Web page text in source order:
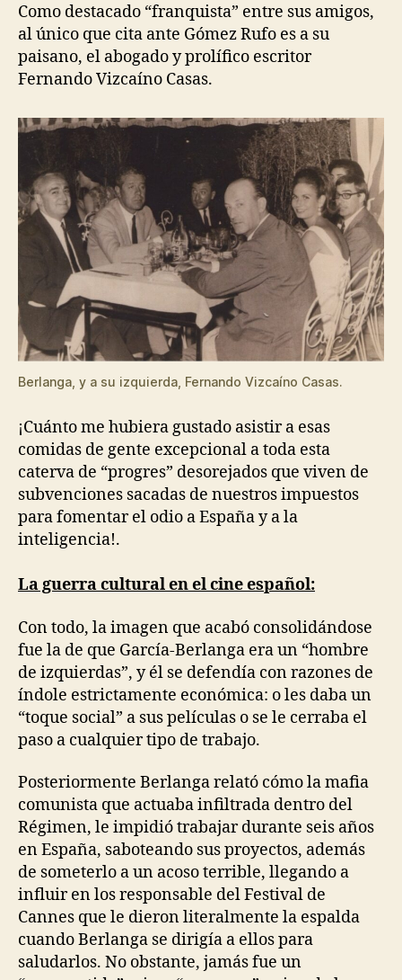
Como destacado “franquista” entre sus amigos,
al único que cita ante Gómez Rufo es a su
paisano, el abogado y prolífico escritor
Fernando Vizcaíno Casas.
Berlanga, y a su izquierda, Fernando Vizcaíno Casas.
¡Cuánto me hubiera gustado asistir a esas
comidas de gente excepcional a toda esta
caterva de “progres” desorejados que viven de
subvenciones sacadas de nuestros impuestos
para fomentar el odio a España y a la
inteligencia!.
La guerra cultural en el cine español:
Con todo, la imagen que acabó consolidándose
fue la de que García-Berlanga era un “hombre
de izquierdas”, y él se defendía con razones de
índole estrictamente económica: o les daba un
“toque social” a sus películas o se le cerraba el
paso a cualquier tipo de trabajo.
Posteriormente Berlanga relató cómo la mafia
comunista que actuaba infiltrada dentro del
Régimen, le impidió trabajar durante seis años
en España, saboteando sus proyectos, además
de someterlo a un acoso terrible, llegando a
influir en los responsable del Festival de
Cannes que le dieron literalmente la espalda
cuando Berlanga se dirigía a ellos para
saludarlos. No obstante, jamás fue un